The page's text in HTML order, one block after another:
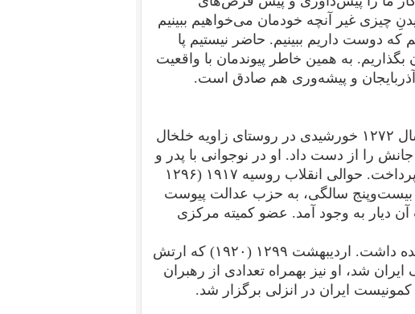
چیزی غیر آنچه خودمان می‌خواهیم ببینیم
که دوست داریم ببینیم. حاضر نیستیم پا
به همین خاطر پیوندمان با واقعیت
و پیشه‌وری هم صادق است.
سیدجعفر پیشه‌وری (پرویز جوادزاده خلخالی) سال ۱۲۷۲ خورشیدی در روستای زاویه خلخال
سانحه اتومبیل جانش را از دست داد. او در نوجوانی با پدر و
مادرش به باکو رفت و در آنجا به تحصیل و کار پرداخت. حوالی انقلاب روسیه ۱۹۱۷ (۱۲۹۶
سالگی، به حزب عدالت پیوست
دیار به وجود آمد. عضو کمیته مرکزی
پیشه‌وری سردبیری روزنامه «حُریت» را هم بعهده داشت. اردیبهشت ۱۲۹۹ (۱۹۲۰) که ارتش
شد، او نیز بهمراه تعدادی از رهبران
ایران در انزلی برگزار شد.